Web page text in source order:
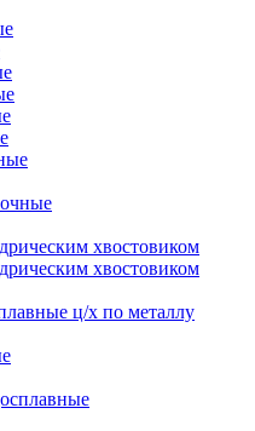
хвостовиком
хвостовиком
ц/х по металлу